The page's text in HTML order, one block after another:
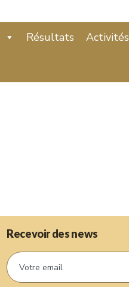
Résultats Activités
Recevoir des news